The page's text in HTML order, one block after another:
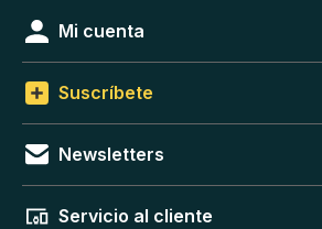
Mi cuenta
Suscríbete
Newsletters
Servicio al cliente